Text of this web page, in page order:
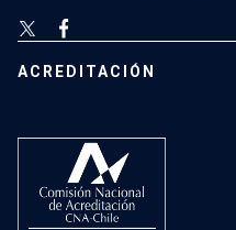
ACREDITACIÓN